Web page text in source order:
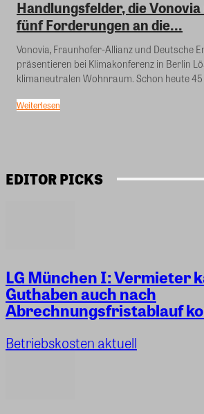
Handlungsfelder, die
fünf Forderungen an die...
Vonovia, Fraunhofer-Allianz und Deutsche
präsentieren bei Klimakonferenz in Berlin
klimaneutralen Wohnraum. Schon heute 45
Weiterlesen
EDITOR PICKS
LG München I: Vermieter
Guthaben auch nach
Abrechnungsfristablauf
Betriebskosten aktuell